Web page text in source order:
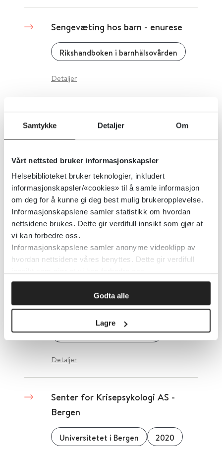
Samtykke Detaljer Om
Vårt nettsted bruker informasjonskapsler
Helsebiblioteket bruker teknologier, inkludert
informasjonskapsler/«cookies» til å samle informasjon
om deg for å kunne gi deg best mulig brukeropplevelse.
Informasjonskapslene samler statistikk om hvordan
nettsidene brukes. Dette gir verdifull innsikt som gjør at
vi kan forbedre oss.
Informasjonskapslene samler anonyme videoklipp av
hvordan nettsidene våres benyttes. Dette gir verdifull
Godta alle
Lagre
Sengevæting hos barn - enurese
Rikshandboken i barnhälsovården
Detaljer
Senter for Diabetesforskning
Haukeland Universitetssykehus
Senter for forskning på
sivilsamfunn og frivillig sektor
Institutt for samfunnsforskning NORCE
Senter for fruktbarhet og helse
Folkehelseinstituttet (FHI)
Detaljer
Senter for Krisepsykologi AS -
Bergen
Universitetet i Bergen 2020